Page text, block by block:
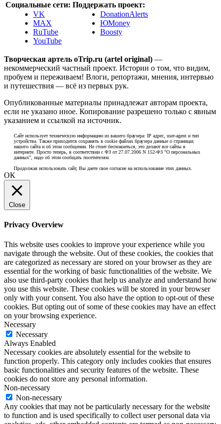
Социальные сети:
VK
MAX
RuTube
YouTube
Поддержать проект:
DonationAlerts
ЮMoney
Boosty
Творческая артель oTrip.ru (artel original) —
некоммерческий частный проект. Истории о том, что видим,
пробуем и переживаем! Влоги, репортажи, мнения, интервью
и путешествия — всё из первых рук.
Опубликованные материалы принадлежат авторам проекта,
если не указано иное. Копирование разрешено только с явным
указанием и ссылкой на источник.
Сайт использует техническую информацию из вашего браузера: IP адрес, user-agent и тип
устройства. Также приходится сохранять в cookie файлах браузера данные о страницах
нашего сайта и об этом сообщении. Не стоит беспокоиться, это делают все сайты в
интернете. Просто теперь, в соответствии с ФЗ от 27.07.2006 N 152-ФЗ "О персональных
данных", надо об этом сообщать посетителям.
Продолжая использовать сайт, Вы даете свое согласие на использование этих данных.
ОК
Close
Privacy Overview
This website uses cookies to improve your experience while you
navigate through the website. Out of these cookies, the cookies that
are categorized as necessary are stored on your browser as they are
essential for the working of basic functionalities of the website. We
also use third-party cookies that help us analyze and understand how
you use this website. These cookies will be stored in your browser
only with your consent. You also have the option to opt-out of these
cookies. But opting out of some of these cookies may have an effect
on your browsing experience.
Necessary
Necessary
Always Enabled
Necessary cookies are absolutely essential for the website to
function properly. This category only includes cookies that ensures
basic functionalities and security features of the website. These
cookies do not store any personal information.
Non-necessary
Non-necessary
Any cookies that may not be particularly necessary for the website
to function and is used specifically to collect user personal data via